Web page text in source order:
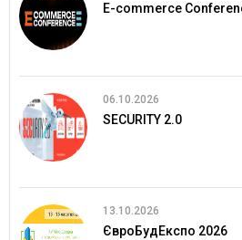
E-commerce
06.10.2026
SECURITY 2.0
13.10.2026
ЄвроБудЕкспо 2026